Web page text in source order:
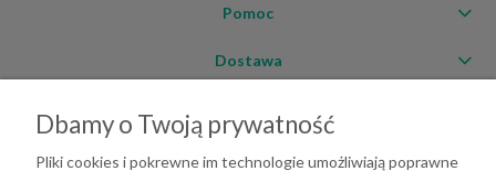
Pomoc
Dostawa
O firmie
Dbamy o Twoją prywatność
Pliki cookies i pokrewne im technologie umożliwiają poprawne